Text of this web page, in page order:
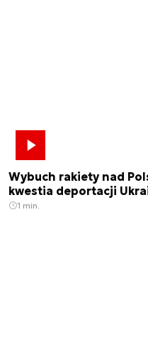
Wybuch rakiety nad
kwestia deportacji
1 min.